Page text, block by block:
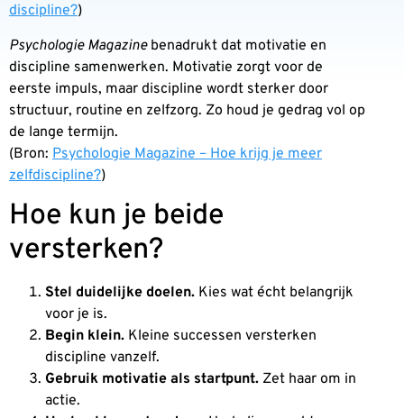
discipline?)
Psychologie Magazinebenadrukt dat motivatie en
discipline samenwerken. Motivatie zorgt voor de
eerste impuls, maar discipline wordt sterker door
structuur, routine en zelfzorg. Zo houd je gedrag vol op
de lange termijn.
(Bron: Psychologie Magazine – Hoe krijg je meer
zelfdiscipline?)
Hoe kun je beide
versterken?
Stel duidelijke doelen. Kies wat écht belangrijk
voor je is.
Begin klein. Kleine successen versterken
discipline vanzelf.
Gebruik motivatie als startpunt. Zet haar om in
actie.